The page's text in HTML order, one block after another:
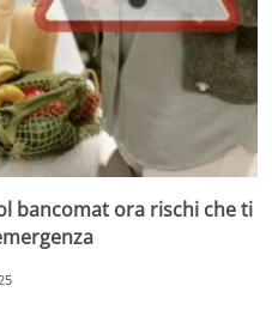
bancomat ora rischi che ti